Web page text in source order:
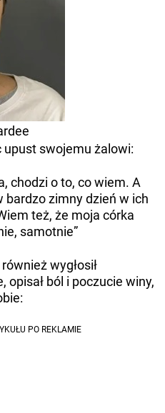
upust swojemu żalowi:
chodzi o to, co wiem. A
bardzo zimny dzień w ich
też, że moja córka
samotnie”
wygłosił
opisał ból i poczucie winy,